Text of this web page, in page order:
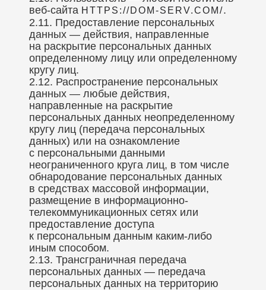
веб-сайта HTTPS://DOM-SERV.COM/.
2.11. Предоставление персональных
данных — действия, направленные
на раскрытие персональных данных
определенному лицу или определенному
кругу лиц.
2.12. Распространение персональных
данных — любые действия,
направленные на раскрытие
персональных данных неопределенному
кругу лиц (передача персональных
данных) или на ознакомление
с персональными данными
неограниченного круга лиц, в том числе
обнародование персональных данных
в средствах массовой информации,
размещение в информационно-
телекоммуникационных сетях или
предоставление доступа
к персональным данным каким-либо
иным способом.
2.13. Трансграничная передача
персональных данных — передача
персональных данных на территорию